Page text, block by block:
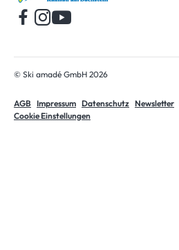
© Ski amadé GmbH 2026
AGB Impressum Datenschutz Newsletter
Cookie Einstellungen